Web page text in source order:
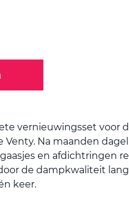
vernieuwingsset voor
Na maanden
en afdichtringen
de dampkwaliteit
keer.